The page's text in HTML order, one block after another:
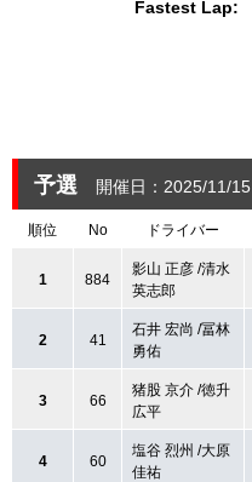
Fastest Lap:
予選 開催日：2025/11/15
順位 No ドライバー
1 884
影山 正彦 /清水
英志郎
2 41
石井 宏尚 /冨林
勇佑
3 66
猪股 京介 /徳升
広平
4 60
塩谷 烈州 /大原
佳祐